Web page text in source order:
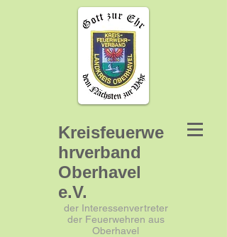
Kreisfeuerwe
hrverband
Oberhavel
e.V.
der Interessenvertreter
der Feuerwehren aus
Oberhavel